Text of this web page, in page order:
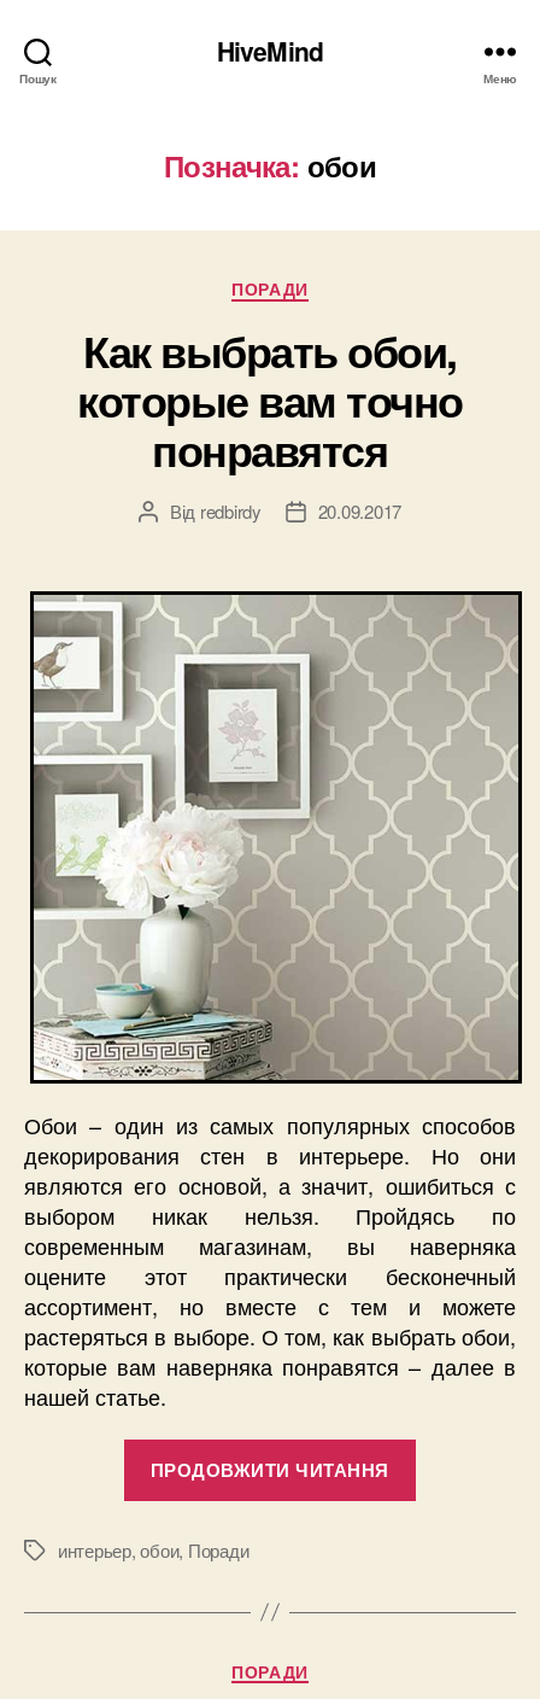
Пошук
HiveMind
Меню
Позначка: обои
Категорії
ПОРАДИ
Как выбрать обои,
которые вам точно
понравятся
Автор
Від redbirdy
Дата20.09.2017
Обои – один из самых популярных способов
декорирования стен в интерьере. Но они
являются его основой, а значит, ошибиться с
выбором никак нельзя. Пройдясь по
современным магазинам, вы наверняка
оцените этот практически бесконечный
ассортимент, но вместе с тем и можете
растеряться в выборе. О том, как выбрать обои,
которые вам наверняка понравятся – далее в
нашей статье.
ПРОДОВЖИТИ ЧИТАННЯ
точно
Позначки
интерьер,обои, Поради
Категорії
ПОРАДИ